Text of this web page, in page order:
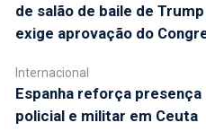
de salão de baile de
exige aprovação do
Internacional
Espanha reforça presença
policial e militar em Ceuta